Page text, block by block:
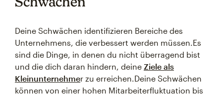
Deine Schwächen identifizieren Bereiche des
Unternehmens, die verbessert werden müssen.Es
sind die Dinge, in denen du nicht überragend bist
und die dich daran hindern, deine Ziele als
Kleinunternehmer zu erreichen.Deine Schwächen
können von einer hohen Mitarbeiterfluktuation bis